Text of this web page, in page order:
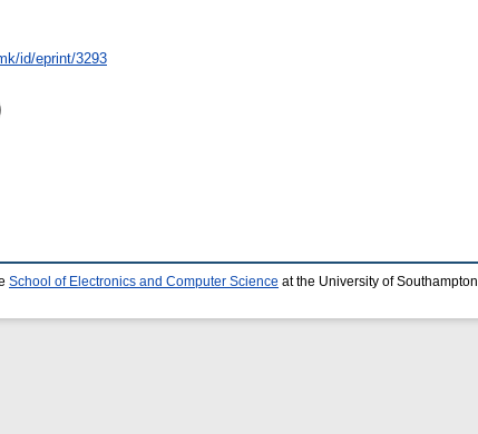
id/eprint/3293
School of Electronics and Computer Science at the University of Southampton.